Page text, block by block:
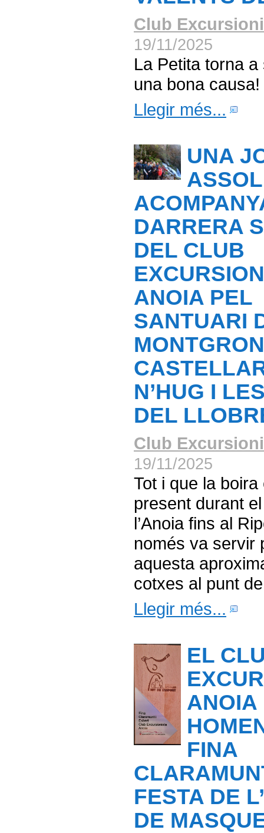
Club
19/11/2025
La Petita torna
una bona causa!
Llegir més...
UNA
DARRERA
DEL CLUB
ANOIA PEL
SANTUARI
N’HUG I
DEL
Club
19/11/2025
Tot i que la boira
present durant
l’Anoia fins al
només va servir
aquesta
cotxes al punt
Llegir més...
EL
ANOIA
FINA
FESTA DE
DE